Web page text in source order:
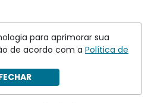
para aprimorar sua
de acordo com a Política de